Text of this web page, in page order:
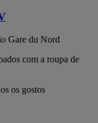
Gare du Nord
com a roupa de
os gostos